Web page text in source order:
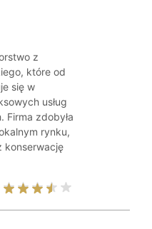
z
które od
się w
usług
Firma zdobyła
rynku,
konserwację